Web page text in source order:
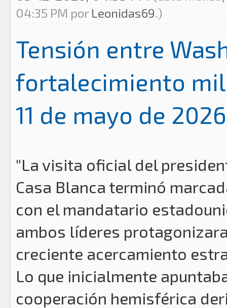
04:35 PM por Leonidas69.)
Tensión entre
fortalecimiento
11 de mayo de 2026
"La visita oficial del
Casa Blanca terminó
con el mandatario
ambos líderes
creciente acercamiento
Lo que inicialmente
cooperación hemisférica